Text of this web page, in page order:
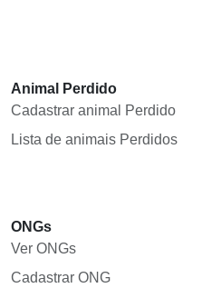
Animal Perdido
Cadastrar animal Perdido
Lista de animais Perdidos
ONGs
Ver ONGs
Cadastrar ONG